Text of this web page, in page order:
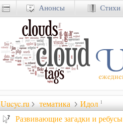
Uucyc.ru тематика Идол 1
Развивающие загадки и ребусы
Анонсы Стихи